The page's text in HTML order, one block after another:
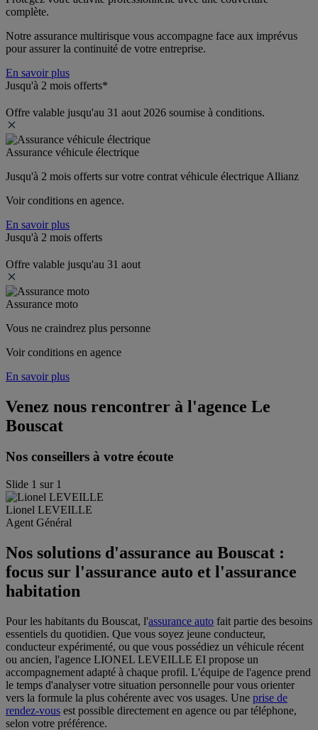
complète.
Notre assurance multirisque vous accompagne face aux imprévus
pour assurer la continuité de votre entreprise.
En savoir plus
Jusqu'à 2 mois offerts*
Offre valable jusqu'au 31 aout 2026 soumise à conditions.
Assurance véhicule électrique
Jusqu'à 2 mois offerts sur votre contrat véhicule électrique Allianz
Voir conditions en agence.
En savoir plus
Jusqu'à 2 mois offerts
Offre valable jusqu'au 31 aout
Assurance moto
Vous ne craindrez plus personne
Voir conditions en agence
En savoir plus
Venez nous rencontrer à l'agence Le
Bouscat
Nos conseillers à votre écoute
Slide 1 sur 1
Lionel LEVEILLE
Agent Général
Nos solutions d'assurance au Bouscat :
focus sur l'assurance auto et l'assurance
habitation
Pour les habitants du Bouscat, l'assurance auto fait partie des besoins
essentiels du quotidien. Que vous soyez jeune conducteur,
conducteur expérimenté, ou que vous possédiez un véhicule récent
ou ancien, l'agence LIONEL LEVEILLE EI propose un
accompagnement adapté à chaque profil. L'équipe de l'agence prend
le temps d'analyser votre situation personnelle pour vous orienter
vers la formule la plus cohérente avec vos usages. Une prise de
rendez-vous est possible directement en agence ou par téléphone,
selon votre préférence.